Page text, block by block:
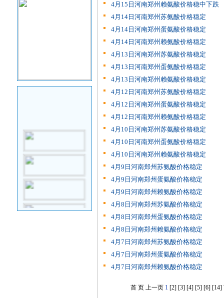
4月15日河南郑州赖氨酸价格稳中下跌
4月14日河南郑州苏氨酸价格稳定
4月14日河南郑州蛋氨酸价格稳定
4月14日河南郑州赖氨酸价格稳定
4月13日河南郑州苏氨酸价格稳定
4月13日河南郑州蛋氨酸价格稳定
4月13日河南郑州赖氨酸价格稳定
4月12日河南郑州苏氨酸价格稳定
4月12日河南郑州蛋氨酸价格稳定
4月12日河南郑州赖氨酸价格稳定
4月10日河南郑州苏氨酸价格稳定
4月10日河南郑州蛋氨酸价格稳定
4月10日河南郑州赖氨酸价格稳定
4月9日河南郑州苏氨酸价格稳定
4月9日河南郑州蛋氨酸价格稳定
4月9日河南郑州赖氨酸价格稳定
4月8日河南郑州苏氨酸价格稳定
4月8日河南郑州蛋氨酸价格稳定
4月8日河南郑州赖氨酸价格稳定
4月7日河南郑州苏氨酸价格稳定
4月7日河南郑州蛋氨酸价格稳定
4月7日河南郑州赖氨酸价格稳定
首 页 上一页 1 [2] [3] [4] [5] [6] [14]